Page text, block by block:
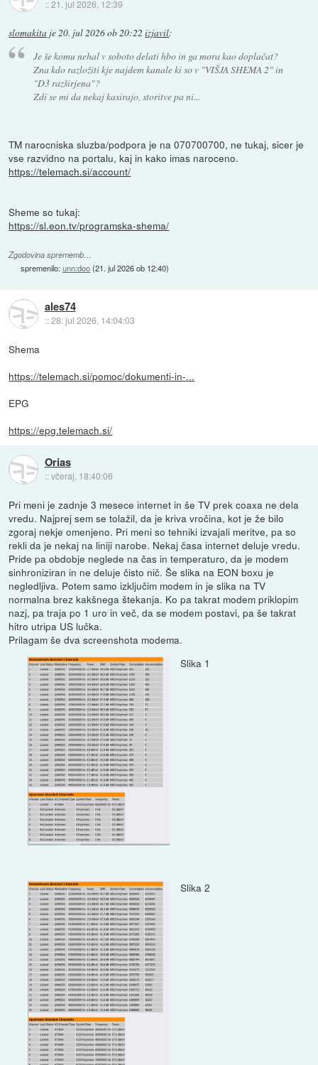
::21. jul 2026, 12:39
slomakita je 20. jul 2026 ob 20:22 izjavil:
Je še komu nehal v soboto delati hbo in ga mora kao doplačat?
Zna kdo razložiti kje najdem kanale ki so v "VIŠJA SHEMA 2" in
"D3 razširjena"?
Zdi se mi da nekaj kasirajo, storitve pa ni...
TM narocniska sluzba/podpora je na 070700700, ne tukaj, sicer je
vse razvidno na portalu, kaj in kako imas naroceno.
https://telemach.si/account/
Sheme so tukaj:
https://sl.eon.tv/programska-shema/
Zgodovina sprememb…
spremenilo:unn:doo(21. jul 2026 ob 12:40)
ales74
::28. jul 2026, 14:04:03
Shema
https://telemach.si/pomoc/dokumenti-in-...
EPG
https://epg.telemach.si/
Orias
::včeraj, 18:40:06
Pri meni je zadnje 3 mesece internet in še TV prek coaxa ne dela
vredu. Najprej sem se tolažil, da je kriva vročina, kot je že bilo
zgoraj nekje omenjeno. Pri meni so tehniki izvajali meritve, pa so
rekli da je nekaj na liniji narobe. Nekaj časa internet deluje vredu.
Pride pa obdobje neglede na čas in temperaturo, da je modem
sinhroniziran in ne deluje čisto nič. Še slika na EON boxu je
negledljiva. Potem samo izključim modem in je slika na TV
normalna brez kakšnega štekanja. Ko pa takrat modem priklopim
nazj, pa traja po 1 uro in več, da se modem postavi, pa še takrat
hitro utripa US lučka.
Prilagam še dva screenshota modema.
Slika 1
Slika 2